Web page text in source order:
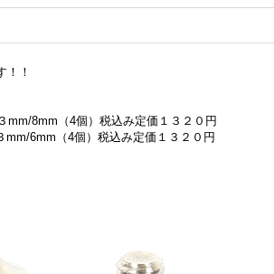
！！
8mm（4個）税込み定価１３２０円
6mm（4個）税込み定価１３２０円